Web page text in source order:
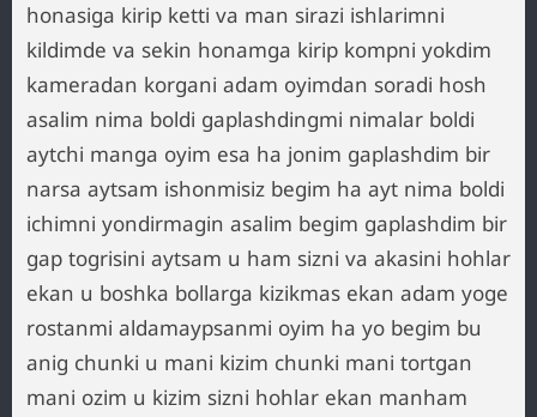
honasiga kirip ketti va man sirazi ishlarimni
kildimde va sekin honamga kirip kompni yokdim
kameradan korgani adam oyimdan soradi hosh
asalim nima boldi gaplashdingmi nimalar boldi
aytchi manga oyim esa ha jonim gaplashdim bir
narsa aytsam ishonmisiz begim ha ayt nima boldi
ichimni yondirmagin asalim begim gaplashdim bir
gap togrisini aytsam u ham sizni va akasini hohlar
ekan u boshka bollarga kizikmas ekan adam yoge
rostanmi aldamaypsanmi oyim ha yo begim bu
anig chunki u mani kizim chunki mani tortgan
mani ozim u kizim sizni hohlar ekan manham